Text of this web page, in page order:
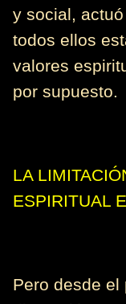
y social,
todos ellos
valores
por supuesto.
LA
ESPIRITUAL
Pero desde el